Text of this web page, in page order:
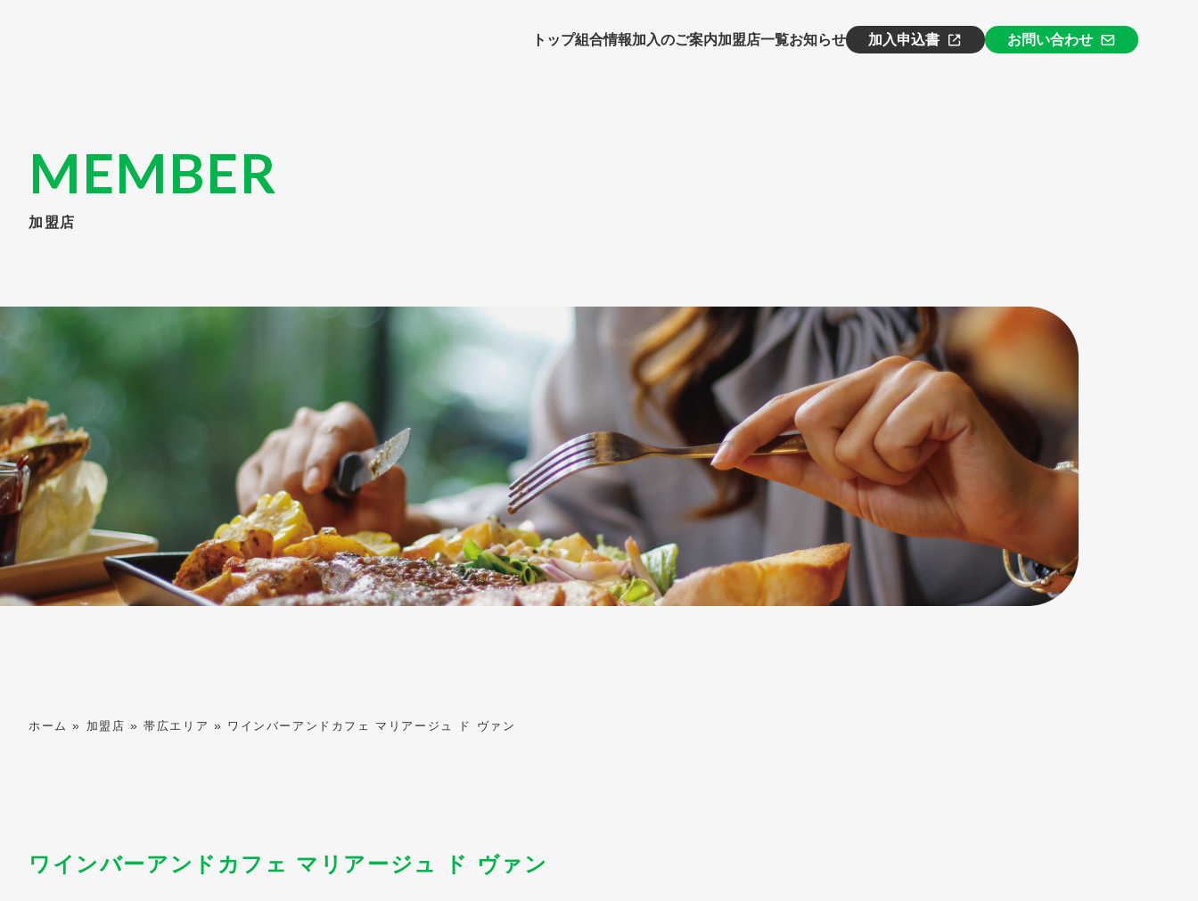
トップ組合情報加入のご案内加盟店一覧お知らせ 加入申込書 お問い合わせ
MEMBER
加盟店
ホーム » 加盟店 »帯広エリア » ワインバーアンドカフェ マリアージュ ド ヴァン
ワインバーアンドカフェ マリアージュ ド ヴァン